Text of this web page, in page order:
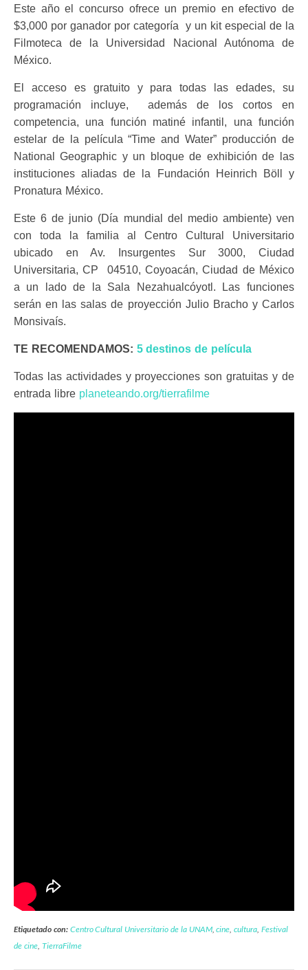
Este año el concurso ofrece un premio en efectivo de
$3,000 por ganador por categoría y un kit especial de la
Filmoteca de la Universidad Nacional Autónoma de
México.
El acceso es gratuito y para todas las edades, su
programación incluye, además de los cortos en
competencia, una función matiné infantil, una función
estelar de la película “Time and Water” producción de
National Geographic y un bloque de exhibición de las
instituciones aliadas de la Fundación Heinrich Böll y
Pronatura México.
Este 6 de junio (Día mundial del medio ambiente) ven
con toda la familia al Centro Cultural Universitario
ubicado en Av. Insurgentes Sur 3000, Ciudad
Universitaria, CP 04510, Coyoacán, Ciudad de México
a un lado de la Sala Nezahualcóyotl. Las funciones
serán en las salas de proyección Julio Bracho y Carlos
Monsivaís.
TE RECOMENDAMOS: 5 destinos de película
Todas las actividades y proyecciones son gratuitas y de
entrada libre planeteando.org/tierrafilme
Etiquetado con: Centro Cultural Universitario de la UNAM,cine ,cultura ,Festival
de cine, TierraFilme